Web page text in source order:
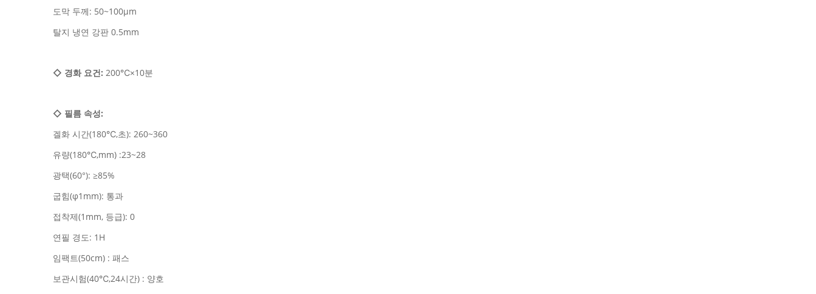
도막 두께: 50~100μm
탈지 냉연 강판 0.5mm
◇ 경화 요건: 200℃×10분
◇ 필름 속성:
겔화 시간(180℃,초): 260~360
유량(180℃,mm) :23~28
광택(60°): ≥85%
굽힘(φ1mm): 통과
접착제(1mm, 등급): 0
연필 경도: 1H
임팩트(50cm) : 패스
보관시험(40℃,24시간) : 양호